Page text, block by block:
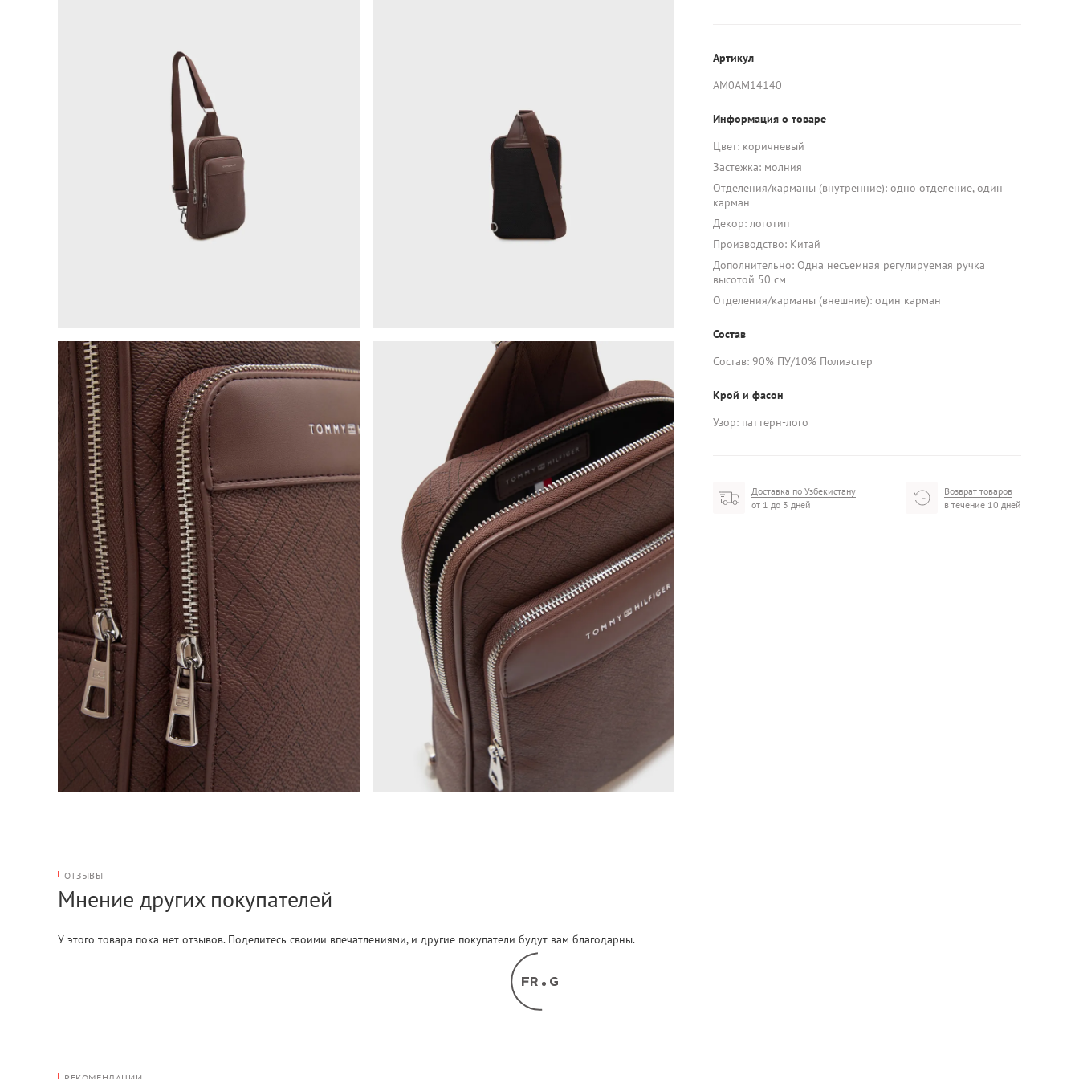
Артикул
AM0AM14140
Информация о товаре
Цвет: коричневый
Застежка: молния
Отделения/карманы (внутренние): одно отделение, один
карман
Декор: логотип
Производство: Китай
Дополнительно: Одна несъемная регулируемая ручка
высотой 50 см
Отделения/карманы (внешние): один карман
Состав
Состав: 90% ПУ/10% Полиэстер
Крой и фасон
Узор: паттерн-лого
Доставка по Узбекистану
от 1 до 3 дней
Возврат товаров
в течение 10 дней
ОТЗЫВЫ
Мнение других покупателей
У этого товара пока нет отзывов. Поделитесь своими впечатлениями, и другие покупатели будут вам благодарны.